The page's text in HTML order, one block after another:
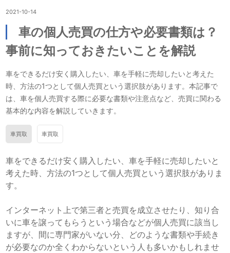
2021-10-14
車の個人売買の仕方や必要書類は？
事前に知っておきたいことを解説
車をできるだけ安く購入したい、車を手軽に売却したいと考えた
時、方法の1つとして個人売買という選択肢があります。本記事で
は、車を個人売買する際に必要な書類や注意点など、売買に関わる
基本的な内容を解説していきます。
車買取 車買取
車をできるだけ安く購入したい、車を手軽に売却したいと
考えた時、方法の1つとして個人売買という選択肢がありま
す。
インターネット上で第三者と売買を成立させたり、知り合
いに車を譲ってもらうという場合などが個人売買に該当し
ますが、間に専門家がいない分、どのような書類や手続き
が必要なのか全くわからないという人も多いかもしれませ